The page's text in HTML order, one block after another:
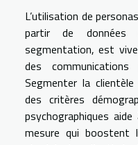
L’utilisation de
partir de
segmentation, est
des
Segmenter la
des critères
psychographiques
mesure qui boostent